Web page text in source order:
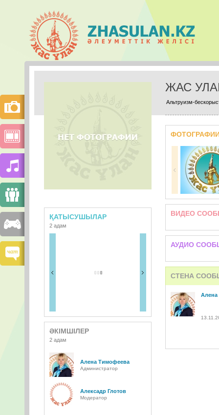
ЖАС
Альтруизм-
ҚАТЫСУШЫЛАР
2 адам
ӘКІМШІЛЕР
2 адам
Алена Тимофеева
Администратор
Алексадр Глотов
Модератор
ВИДЕО
АУДИО
СТЕНА